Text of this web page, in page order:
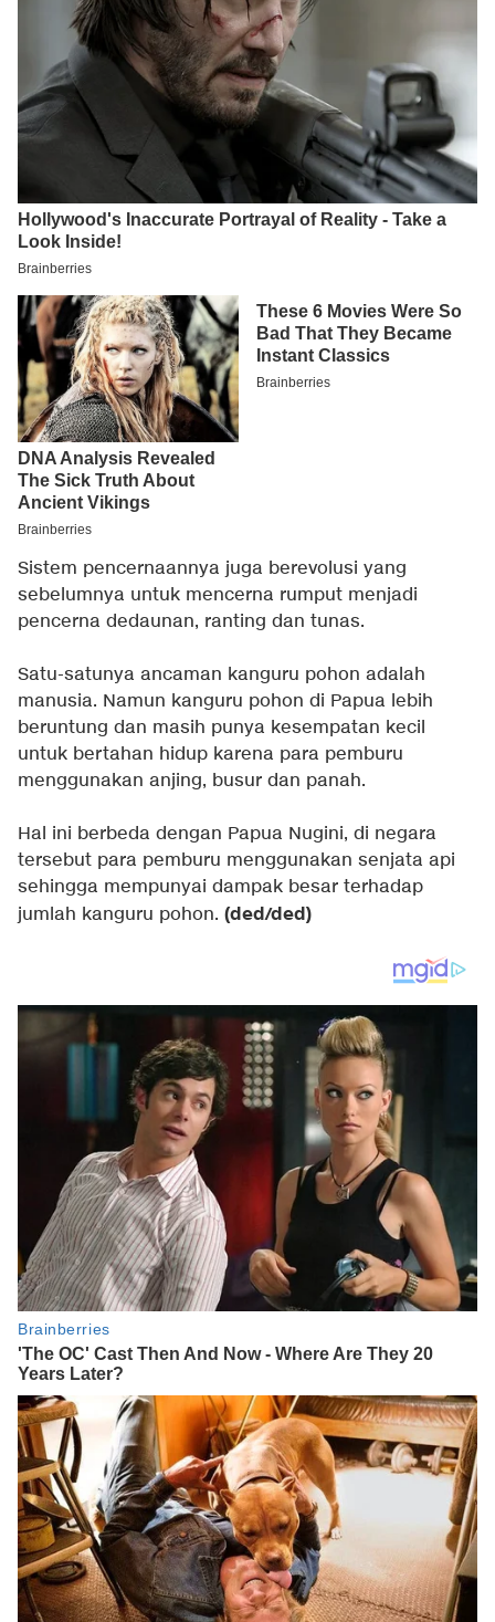
Sistem pencernaannya juga berevolusi yang
sebelumnya untuk mencerna rumput menjadi
pencerna dedaunan, ranting dan tunas.
Satu-satunya ancaman kanguru pohon adalah
manusia. Namun kanguru pohon di Papua lebih
beruntung dan masih punya kesempatan kecil
untuk bertahan hidup karena para pemburu
menggunakan anjing, busur dan panah.
Hal ini berbeda dengan Papua Nugini, di negara
tersebut para pemburu menggunakan senjata api
sehingga mempunyai dampak besar terhadap
jumlah kanguru pohon. (ded/ded)